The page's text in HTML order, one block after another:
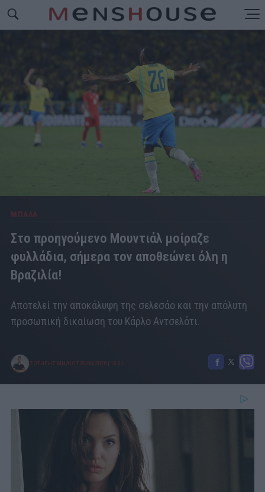
ΜΠΑΛΑ
Στο προηγούμενο Μουντιάλ μοίραζε
φυλλάδια, σήμερα τον αποθεώνει όλη η
Βραζιλία!
Αποτελεί την αποκάλυψη της σελεσάο και την απόλυτη
προσωπική δικαίωση του Κάρλο Αντσελότι.
ΣΩΤΗΡΗΣ ΜΗΛΙΟΣ 25/06/2026 15:51